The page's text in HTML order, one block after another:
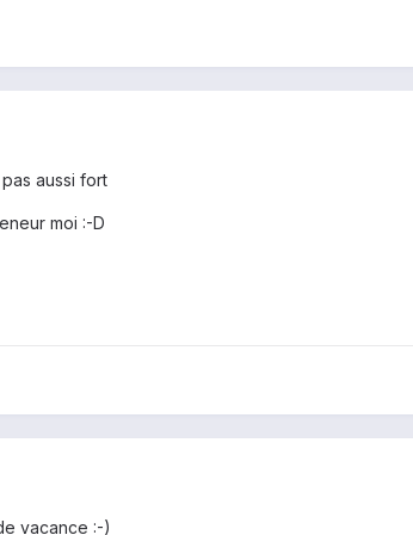
aussi fort
moi :-D
vacance :-)